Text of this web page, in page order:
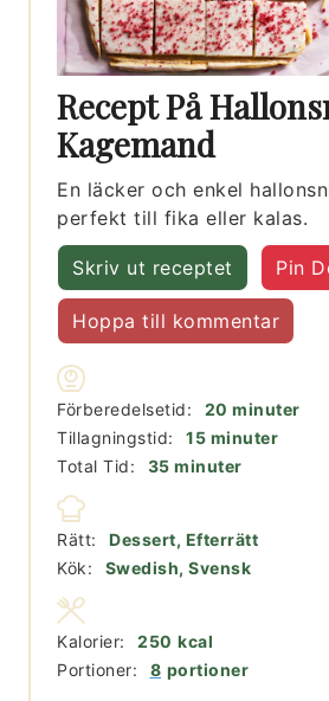
Recept På
Kagemand
En läcker och enkel
perfekt till fika eller kalas.
Skriv ut receptet Pin
Hoppa till kommentar
Förberedelsetid: 20 minuter
minuter
Tillagningstid:
15minuter
minuter
Total Tid:
35minuter
minuter
Rätt:
Dessert, Efterrätt
Kök:
Swedish, Svensk
Portioner: 8 portioner
Kalorier: 250 kcal